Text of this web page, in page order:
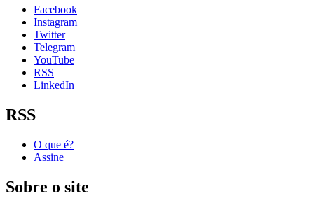
Facebook
Instagram
Twitter
Telegram
YouTube
RSS
LinkedIn
RSS
O que é?
Assine
Sobre o site